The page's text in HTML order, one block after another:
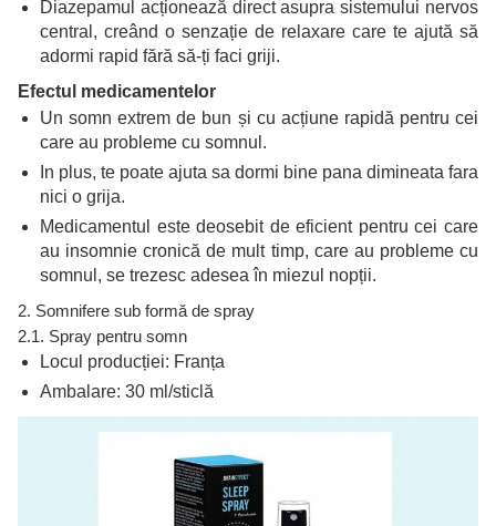
Diazepamul acționează direct asupra sistemului nervos
central, creând o senzație de relaxare care te ajută să
adormi rapid fără să-ți faci griji.
Efectul medicamentelor
Un somn extrem de bun și cu acțiune rapidă pentru cei
care au probleme cu somnul.
In plus, te poate ajuta sa dormi bine pana dimineata fara
nici o grija.
Medicamentul este deosebit de eficient pentru cei care
au insomnie cronică de mult timp, care au probleme cu
somnul, se trezesc adesea în miezul nopții.
2. Somnifere sub formă de spray
2.1. Spray pentru somn
Locul producției: Franța
Ambalare: 30 ml/sticlă